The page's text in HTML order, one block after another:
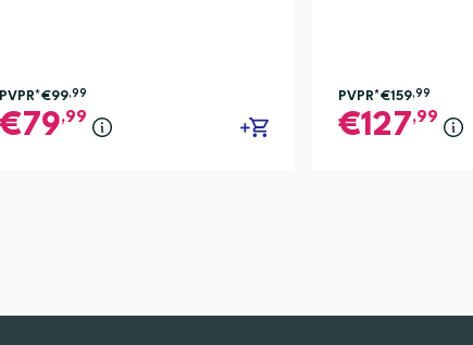
PVPR*€99,99
79,99
PVPR*€159,99
127,99